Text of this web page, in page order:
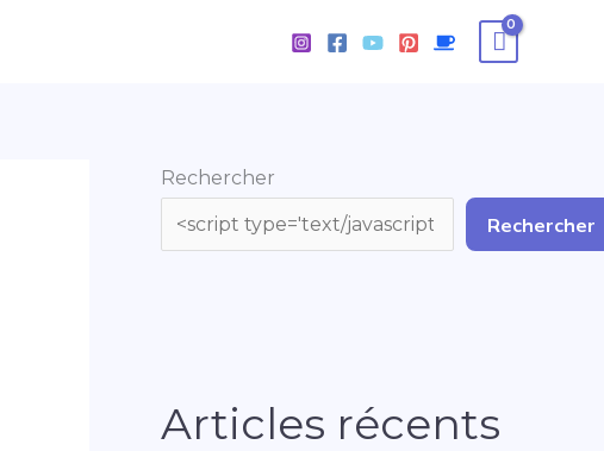
Rechercher
Rechercher
Articles récents